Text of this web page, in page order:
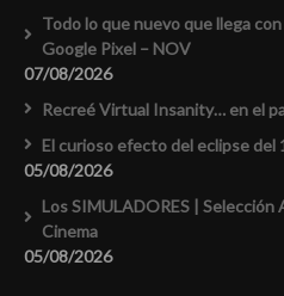
Todo lo que nuevo que llega
Google Pixel – NOV
07/08/2026
Recreé Virtual Insanity… en el
El curioso efecto del eclipse del
05/08/2026
Los SIMULADORES |
Cinema
05/08/2026